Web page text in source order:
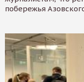
побережья